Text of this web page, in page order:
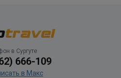
в Сургуте
666-109
в Макс